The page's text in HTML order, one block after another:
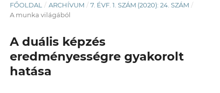
FŐOLDAL / ARCHÍVUM / 7. ÉVF. 1. SZÁM (2020): 24. SZÁM /
A munka világából
A duális képzés
eredményességre gyakorolt
hatása